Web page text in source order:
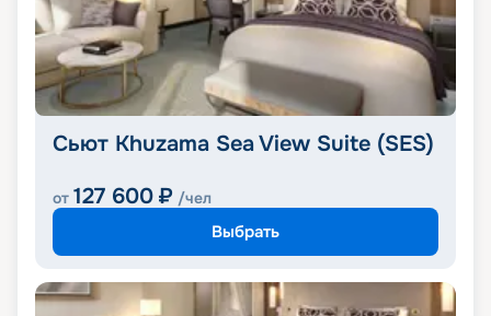
Сьют Khuzama Sea View Suite (SES)
от 127 600 ₽ /чел
Выбрать